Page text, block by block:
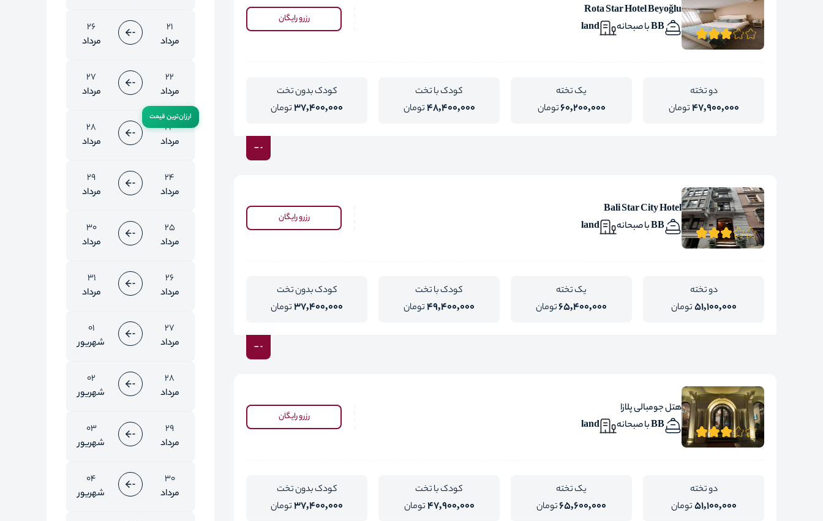
Rota Star Hotel Beyoğlu
BB با صبحانه
land
رزرو رایگان
دو تخته
47,900,000تومان
یک تخته
60,200,000تومان
کودک با تخت
48,400,000تومان
کودک بدون تخت
37,400,000تومان
Bali Star City Hotel
BB با صبحانه
land
رزرو رایگان
دو تخته
51,100,000تومان
یک تخته
65,400,000تومان
کودک با تخت
49,400,000تومان
کودک بدون تخت
37,400,000تومان
هتل جومبالی پلازا
BB با صبحانه
land
رزرو رایگان
دو تخته
51,100,000تومان
یک تخته
65,600,000تومان
کودک با تخت
47,900,000تومان
کودک بدون تخت
37,400,000تومان
21
مرداد
26
مرداد
22
مرداد
27
مرداد
23
مرداد
28
مرداد
24
مرداد
29
مرداد
25
مرداد
30
مرداد
26
مرداد
31
مرداد
27
مرداد
01
شهریور
28
مرداد
02
شهریور
29
مرداد
03
شهریور
30
مرداد
04
شهریور